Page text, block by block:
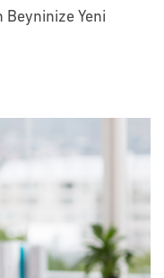
Beyninize Yeni